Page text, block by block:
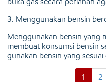
3. Menggunakan bensin
Menggunakan bensin yang
membuat konsumsi bensin
gunakan bensin yang
1 2